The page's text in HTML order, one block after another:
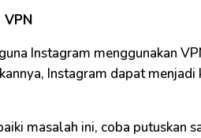
Instagram menggunakan
Instagram dapat
masalah ini, coba putuskan